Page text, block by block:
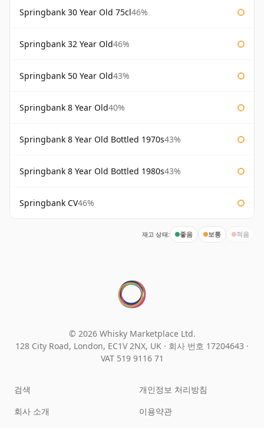
Springbank 30 Year Old 75cl46%
Springbank 32 Year Old46%
Springbank 50 Year Old43%
Springbank 8 Year Old40%
Springbank 8 Year Old Bottled 1970s43%
Springbank 8 Year Old Bottled 1980s43%
Springbank CV46%
재고 상태: 좋음 보통 적음
© 2026 Whisky Marketplace Ltd.
128 City Road, London, EC1V 2NX, UK · 회사 번호 17204643 ·
VAT 519 9116 71
검색
회사 소개
개인정보 처리방침
이용약관